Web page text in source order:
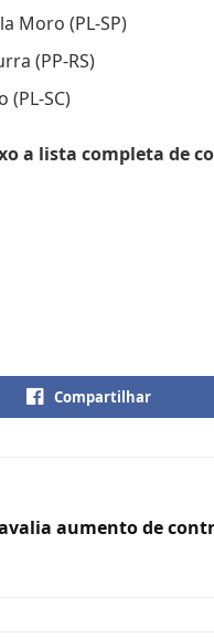
Moro (PL-SP)
(PP-RS)
(PL-SC)
a lista completa de
Compartilhar
aumento de